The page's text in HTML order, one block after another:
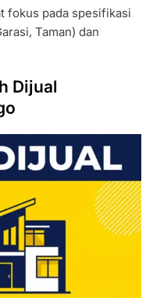
fokus pada spesifikasi
Taman) dan
Dijual